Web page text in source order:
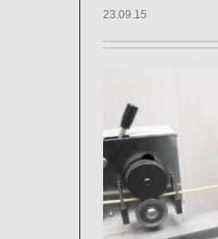
23.09.15